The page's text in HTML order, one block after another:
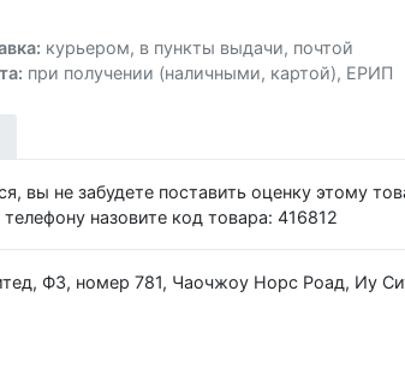
Добавлено!
курьером, в пункты выдачи, почтой
при получении (наличными, картой), ЕРИП
вы не забудете поставить оценку этому
назовите код товара: 416812
с/с, дом 40, помещение 12а